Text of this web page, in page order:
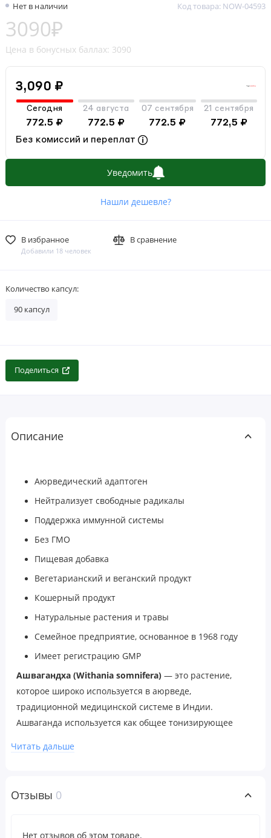
Нет в наличии Код товара: NOW-04593
3090₽
Цена в бонусных баллах: 3090
3,090 ₽
Сегодня
772.5 ₽
24 августа
772.5 ₽
07 сентября
772.5 ₽
21 сентября
772,5 ₽
Без комиссий и переплат
Уведомить
Нашли дешевле?
В избранное
Добавили 18 человек
В сравнение
Количество капсул:
90 капсул
Поделиться
Описание
Аюрведический адаптоген
Нейтрализует свободные радикалы
Поддержка иммунной системы
Без ГМО
Пищевая добавка
Вегетарианский и веганский продукт
Кошерный продукт
Натуральные растения и травы
Семейное предприятие, основанное в 1968 году
Имеет регистрацию GMP
Ашвагандха (Withania somnifera) — это растение,
которое широко используется в аюрведе,
традиционной медицинской системе в Индии.
Ашваганда используется как общее тонизирующее
приспособиться к временному нормальному стрессу.
Читать дальше
Отзывы 0
Нет отзывов об этом товаре.